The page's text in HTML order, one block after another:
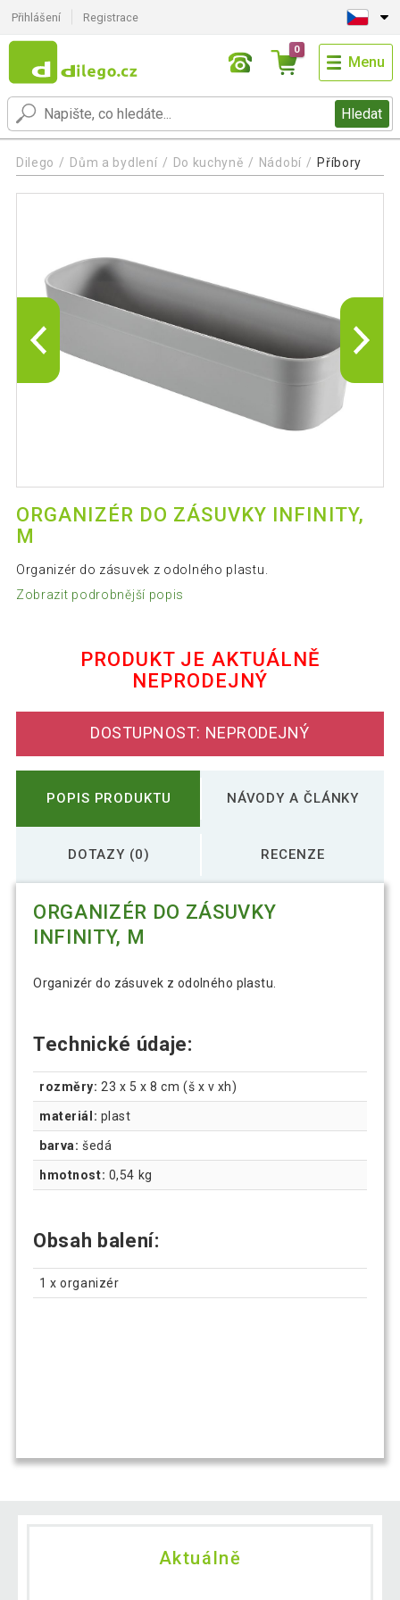
Přihlášení Registrace
Hledat
0
Menu
Dilego Dům a bydlení Do kuchyně Nádobí Příbory
ORGANIZÉR DO ZÁSUVKY INFINITY,
M
Organizér do zásuvek z odolného plastu.
Zobrazit podrobnější popis
PRODUKT JE AKTUÁLNĚ
NEPRODEJNÝ
DOSTUPNOST: NEPRODEJNÝ
POPIS PRODUKTU NÁVODY A ČLÁNKY
DOTAZY (0) RECENZE
ORGANIZÉR DO ZÁSUVKY
INFINITY, M
Organizér do zásuvek z odolného plastu.
Technické údaje:
rozměry: 23 x 5 x 8 cm (š x v xh)
materiál: plast
barva: šedá
hmotnost: 0,54 kg
Obsah balení:
1 x organizér
Aktuálně